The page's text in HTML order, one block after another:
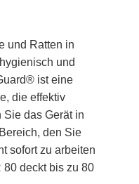
und Ratten in
und
ist eine
die effektiv
Sie das Gerät in
den Sie
sofort zu arbeiten
80 deckt bis zu 80